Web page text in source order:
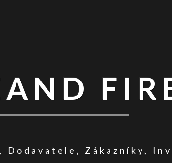
Zákazníky,